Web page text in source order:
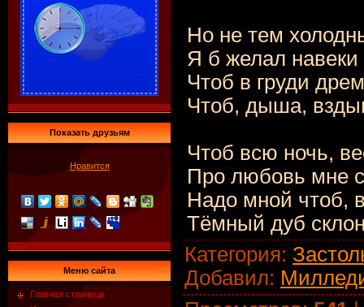
Показать друзьям
Нравится
Меню сайта
Главная страница
Но не тем
Я б желал навеки
Чтоб в груди
Чтоб, дыша,
Чтоб всю ночь,
Про любовь мне
Надо мной чтоб,
Тёмный дуб
Категория:
Добавил: